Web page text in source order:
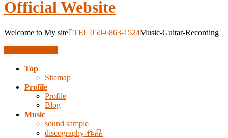
Welcome to My site TEL 050-6863-1524Music-Guitar-Recording
Top
Sitemap
Profile
Profile
Blog
Music
sound sample
discography-作品